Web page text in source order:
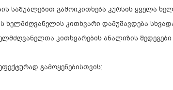
საშუალებით გამოიკითხება კურსის ყველა
კითხვარი დამუშავდება
კითხვარების ანალიზის
გამოყენებისთვის;